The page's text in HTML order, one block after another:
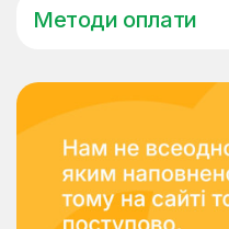
Методи оплати